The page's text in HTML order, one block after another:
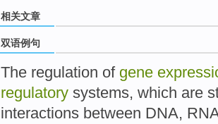
相关文章
双语例句
The regulation of gene
regulatory systems, which are
interactions between DNA,